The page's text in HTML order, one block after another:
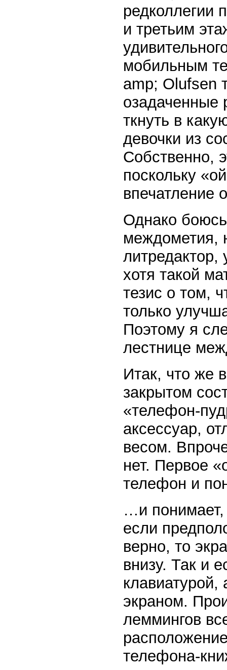
редколлегии
и третьим
мобильным
amp; Olufsen
озадаченные
ткнуть в
девочки из
Собственно,
поскольку
впечатление
Однако
междометия,
литредактор,
хотя такой
тезис о том,
только
Поэтому я
лестнице
Итак, что же
закрытом
«телефон-
аксессуар,
весом.
нет. Первое
телефон и
…и понимает,
если
верно, то
внизу. Так и
клавиатурой,
экраном.
леммингов
телефона-